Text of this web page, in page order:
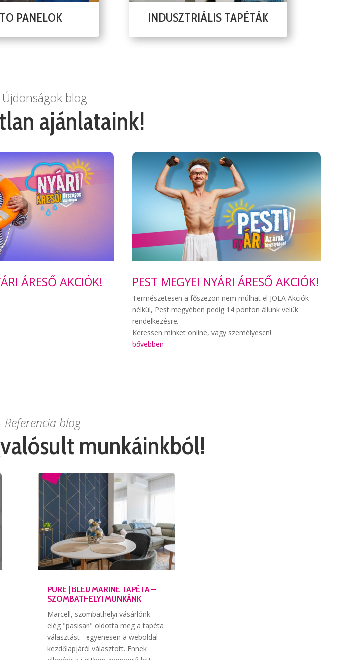
PANELOK INDUSZTRIÁLIS TAPÉTÁK
blog
ajánlataink!
ÁRESŐ AKCIÓK! PEST MEGYEI NYÁRI ÁRESŐ AKCIÓK!
Természetesen a főszezon nem múlhat el JOLA Akciók
nélkül, Pest megyében pedig 14 ponton állunk velük
rendelkezésre.
Keressen minket online, vagy személyesen!
bővebben
Referencia blog
munkáinkból!
PURE | BLEU MARINE TAPÉTA –
SZOMBATHELYI MUNKÁNK
Marcell, szombathelyi vásárlónk
elég "pasisan" oldotta meg a tapéta
választást - egyenesen a weboldal
kezdőlapjáról választott. Ennek